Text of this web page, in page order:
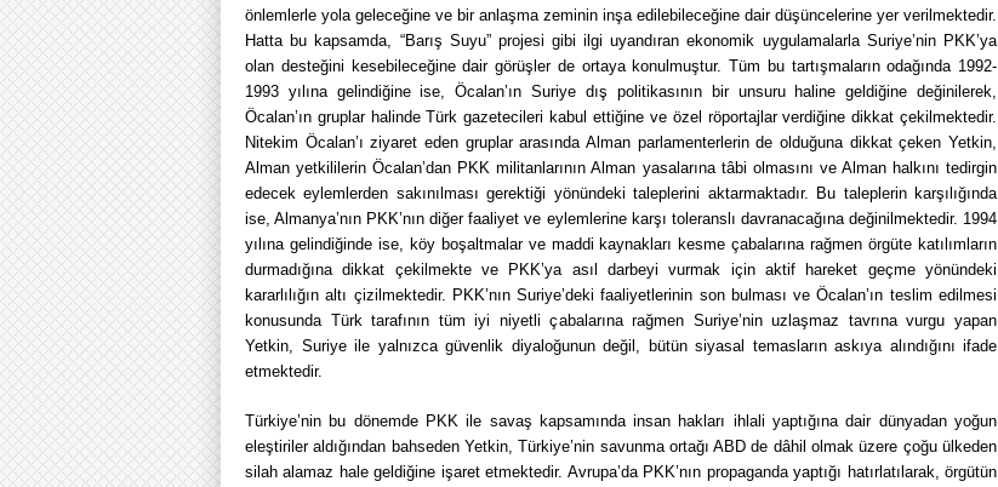
önlemlerle yola geleceğine ve bir anlaşma zeminin inşa edilebileceğine dair düşüncelerine yer verilmektedir.
Hatta bu kapsamda, “Barış Suyu” projesi gibi ilgi uyandıran ekonomik uygulamalarla Suriye’nin PKK’ya
olan desteğini kesebileceğine dair görüşler de ortaya konulmuştur. Tüm bu tartışmaların odağında 1992-
1993 yılına gelindiğine ise, Öcalan’ın Suriye dış politikasının bir unsuru haline geldiğine değinilerek,
Öcalan’ın gruplar halinde Türk gazetecileri kabul ettiğine ve özel röportajlar verdiğine dikkat çekilmektedir.
Nitekim Öcalan’ı ziyaret eden gruplar arasında Alman parlamenterlerin de olduğuna dikkat çeken Yetkin,
Alman yetkililerin Öcalan’dan PKK militanlarının Alman yasalarına tâbi olmasını ve Alman halkını tedirgin
edecek eylemlerden sakınılması gerektiği yönündeki taleplerini aktarmaktadır. Bu taleplerin karşılığında
ise, Almanya’nın PKK’nın diğer faaliyet ve eylemlerine karşı toleranslı davranacağına değinilmektedir. 1994
yılına gelindiğinde ise, köy boşaltmalar ve maddi kaynakları kesme çabalarına rağmen örgüte katılımların
durmadığına dikkat çekilmekte ve PKK’ya asıl darbeyi vurmak için aktif hareket geçme yönündeki
kararlılığın altı çizilmektedir. PKK’nın Suriye’deki faaliyetlerinin son bulması ve Öcalan’ın teslim edilmesi
konusunda Türk tarafının tüm iyi niyetli çabalarına rağmen Suriye’nin uzlaşmaz tavrına vurgu yapan
Yetkin, Suriye ile yalnızca güvenlik diyaloğunun değil, bütün siyasal temasların askıya alındığını ifade
etmektedir.
Türkiye’nin bu dönemde PKK ile savaş kapsamında insan hakları ihlali yaptığına dair dünyadan yoğun
eleştiriler aldığından bahseden Yetkin, Türkiye’nin savunma ortağı ABD de dâhil olmak üzere çoğu ülkeden
silah alamaz hale geldiğine işaret etmektedir. Avrupa’da PKK’nın propaganda yaptığı hatırlatılarak, örgütün